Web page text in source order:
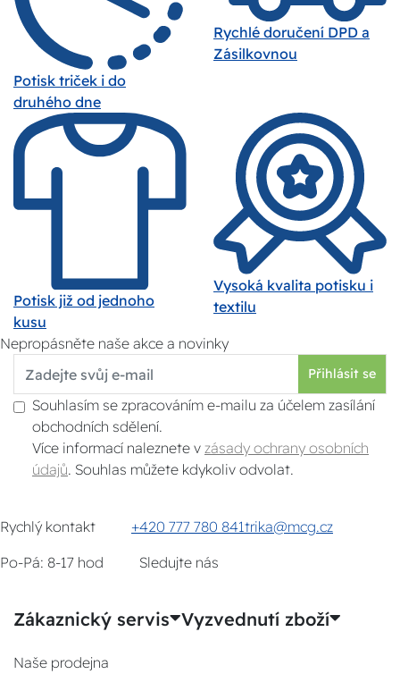
Potisk triček i do
druhého dne
Rychlé doručení DPD a
Zásilkovnou
Potisk již od jednoho
kusu
Vysoká kvalita potisku i
textilu
Nepropásněte naše akce a novinky
Přihlásit se
Souhlasím se zpracováním e-mailu za účelem zasílání
obchodních sdělení.
Více informací naleznete v zásady ochrany osobních
údajů . Souhlas můžete kdykoliv odvolat.
Rychlý kontakt +420 777 780 841trika@mcg.cz
Po-Pá: 8-17 hod
Sledujte nás
Zákaznický servis Vyzvednutí zboží
Naše prodejna